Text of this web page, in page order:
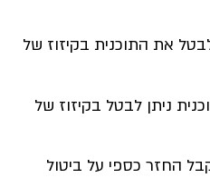
התוכנית בקיזוז של
לבטל בקיזוז של
כספי על ביטול